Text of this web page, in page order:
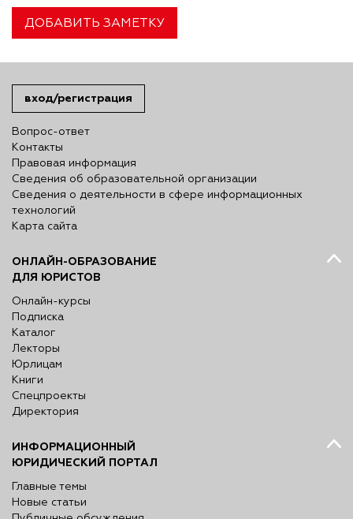
ДОБАВИТЬ ЗАМЕТКУ
вход/регистрация
Вопрос-ответ
Контакты
Правовая информация
Сведения об образовательной организации
Сведения о деятельности в сфере информационных
технологий
Карта сайта
ОНЛАЙН-ОБРАЗОВАНИЕ
ДЛЯ ЮРИСТОВ
Онлайн-курсы
Подписка
Каталог
Лекторы
Юрлицам
Книги
Спецпроекты
Директория
ИНФОРМАЦИОННЫЙ
ЮРИДИЧЕСКИЙ ПОРТАЛ
Главные темы
Новые статьи